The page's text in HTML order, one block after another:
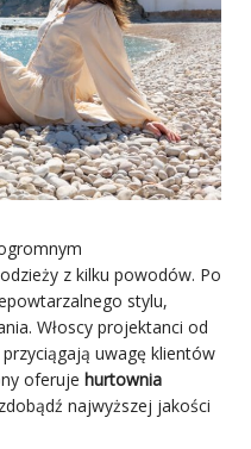
z kilku powodów. Po
stylu,
Włoscy projektanci od
uwagę klientów
oferuje hurtownia
najwyższej jakości